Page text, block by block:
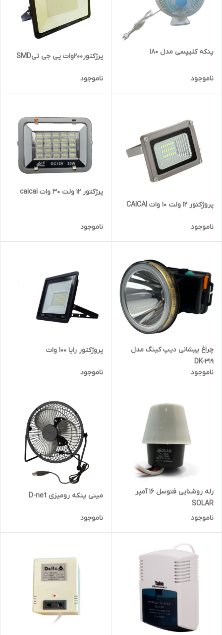
پنکه کلیپسی مدل 180
ناموجود
پرژکتور200وات پی جی تیSMD
ناموجود
پروژکتور 12 ولت 10 وات CAICAI
ناموجود
پرژکتور ۱۲ ولت ۳۰ وات caicai
ناموجود
چراغ پیشانی دیپ کینگ مدل
DK-319
ناموجود
پروژکتور رایا 100 وات
ناموجود
رله روشنایی فتوسل 16 آمپر
SOLAR
ناموجود
مینی پنکه رومیزی D-net
ناموجود